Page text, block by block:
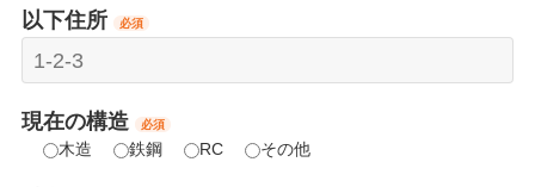
以下住所 必須
現在の構造 必須
木造 鉄鋼 RC その他